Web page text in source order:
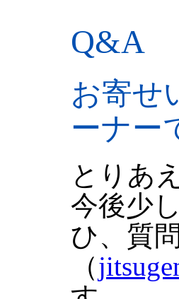
Q&A
お寄せ
ーナー
とりあ
今後少
ひ、質
（